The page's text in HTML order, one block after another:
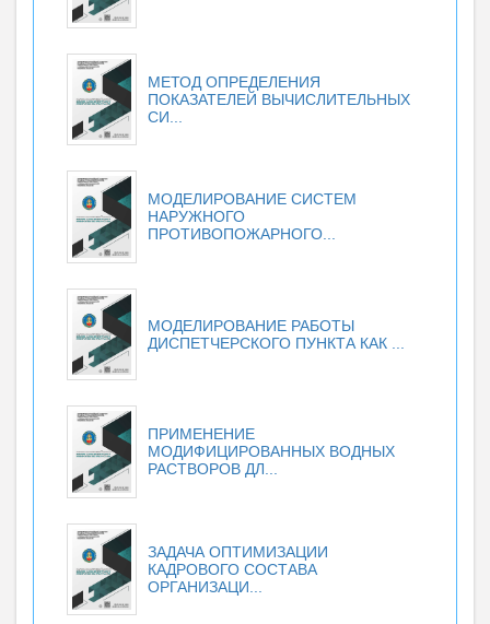
МЕТОД ОПРЕДЕЛЕНИЯ
ПОКАЗАТЕЛЕЙ ВЫЧИСЛИТЕЛЬНЫХ
СИ...
МОДЕЛИРОВАНИЕ СИСТЕМ
НАРУЖНОГО
ПРОТИВОПОЖАРНОГО...
МОДЕЛИРОВАНИЕ РАБОТЫ
ДИСПЕТЧЕРСКОГО ПУНКТА КАК ...
ПРИМЕНЕНИЕ
МОДИФИЦИРОВАННЫХ ВОДНЫХ
РАСТВОРОВ ДЛ...
ЗАДАЧА ОПТИМИЗАЦИИ
КАДРОВОГО СОСТАВА
ОРГАНИЗАЦИ...